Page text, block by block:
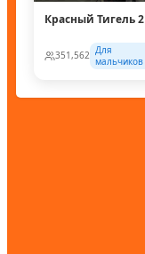
Красный Тигель 2
351,562 Для
мальчиков